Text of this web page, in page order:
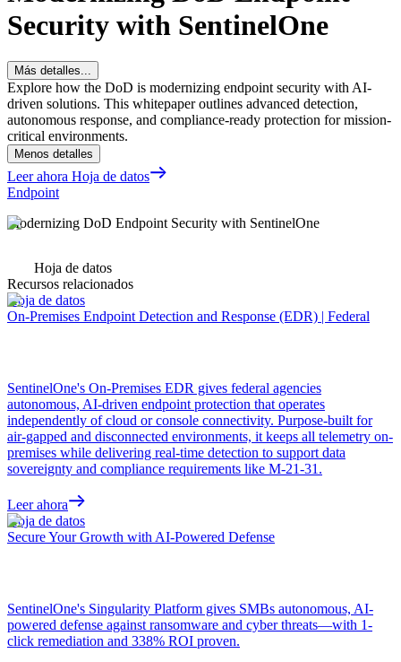
Security with SentinelOne
Más detalles...
Explore how the DoD is modernizing endpoint security with AI-
driven solutions. This whitepaper outlines advanced detection,
autonomous response, and compliance-ready protection for mission-
critical environments.
Menos detalles
Leer ahora Hoja de datos
Endpoint
Modernizing DoD Endpoint Security with SentinelOne
Hoja de datos
Recursos relacionados
Hoja de datos
On-Premises Endpoint Detection and Response (EDR) | Federal
SentinelOne's On-Premises EDR gives federal agencies
autonomous, AI-driven endpoint protection that operates
independently of cloud or console connectivity. Purpose-built for
air-gapped and disconnected environments, it keeps all telemetry on-
premises while delivering real-time detection to support data
sovereignty and compliance requirements like M-21-31.
Leer ahora
Hoja de datos
Secure Your Growth with AI-Powered Defense
SentinelOne's Singularity Platform gives SMBs autonomous, AI-
powered defense against ransomware and cyber threats—with 1-
click remediation and 338% ROI proven.